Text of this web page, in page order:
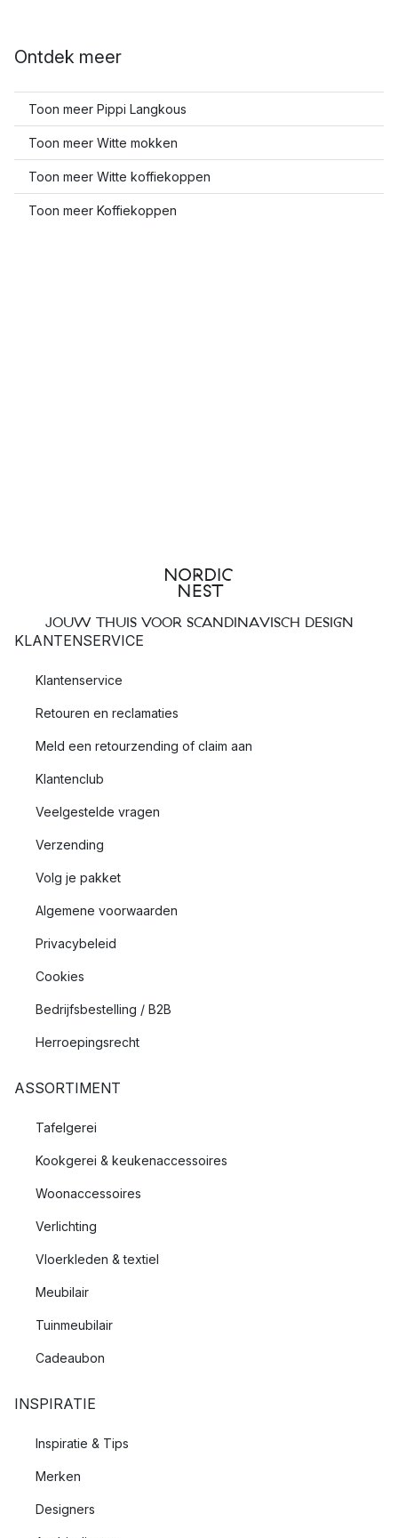
Ontdek meer
Toon meer Pippi Langkous
Toon meer Witte mokken
Toon meer Witte koffiekoppen
Toon meer Koffiekoppen
JOUW THUIS VOOR SCANDINAVISCH DESIGN
KLANTENSERVICE
Klantenservice
Retouren en reclamaties
Meld een retourzending of claim aan
Klantenclub
Veelgestelde vragen
Verzending
Volg je pakket
Algemene voorwaarden
Privacybeleid
Cookies
Bedrijfsbestelling / B2B
Herroepingsrecht
ASSORTIMENT
Tafelgerei
Kookgerei & keukenaccessoires
Woonaccessoires
Verlichting
Vloerkleden & textiel
Meubilair
Tuinmeubilair
Cadeaubon
INSPIRATIE
Inspiratie & Tips
Merken
Designers